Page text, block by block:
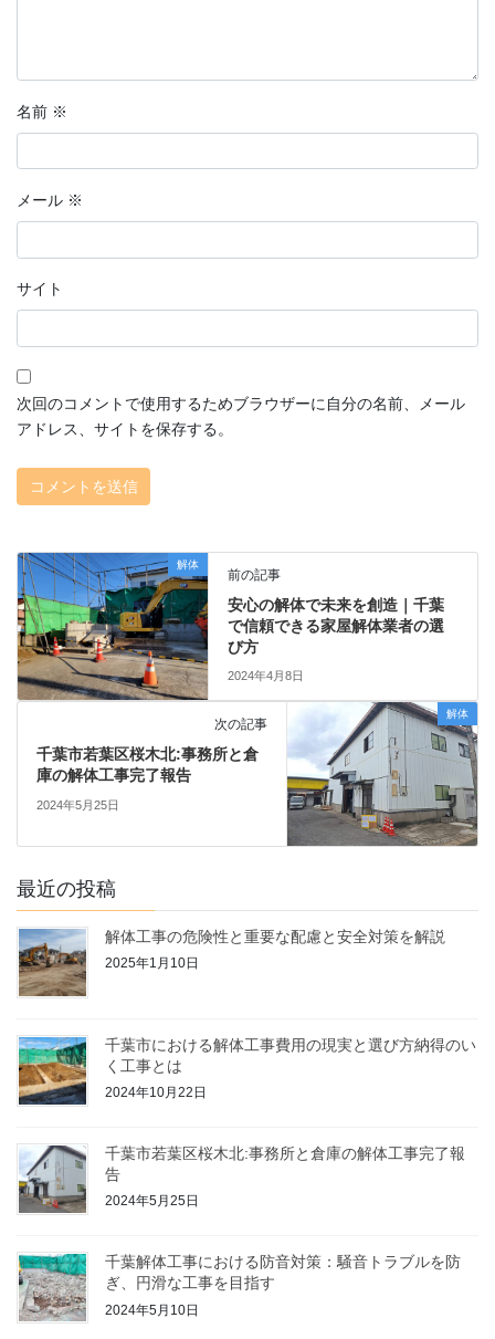
名前 ※
メール ※
サイト
次回のコメントで使用するためブラウザーに自分の名前、メール
アドレス、サイトを保存する。
解体
前の記事
安心の解体で未来を創造｜千葉
で信頼できる家屋解体業者の選
び方
2024年4月8日
解体
次の記事
千葉市若葉区桜木北:事務所と倉
庫の解体工事完了報告
2024年5月25日
最近の投稿
解体工事の危険性と重要な配慮と安全対策を解説
2025年1月10日
千葉市における解体工事費用の現実と選び方納得のい
く工事とは
2024年10月22日
千葉市若葉区桜木北:事務所と倉庫の解体工事完了報
告
2024年5月25日
千葉解体工事における防音対策：騒音トラブルを防
ぎ、円滑な工事を目指す
2024年5月10日